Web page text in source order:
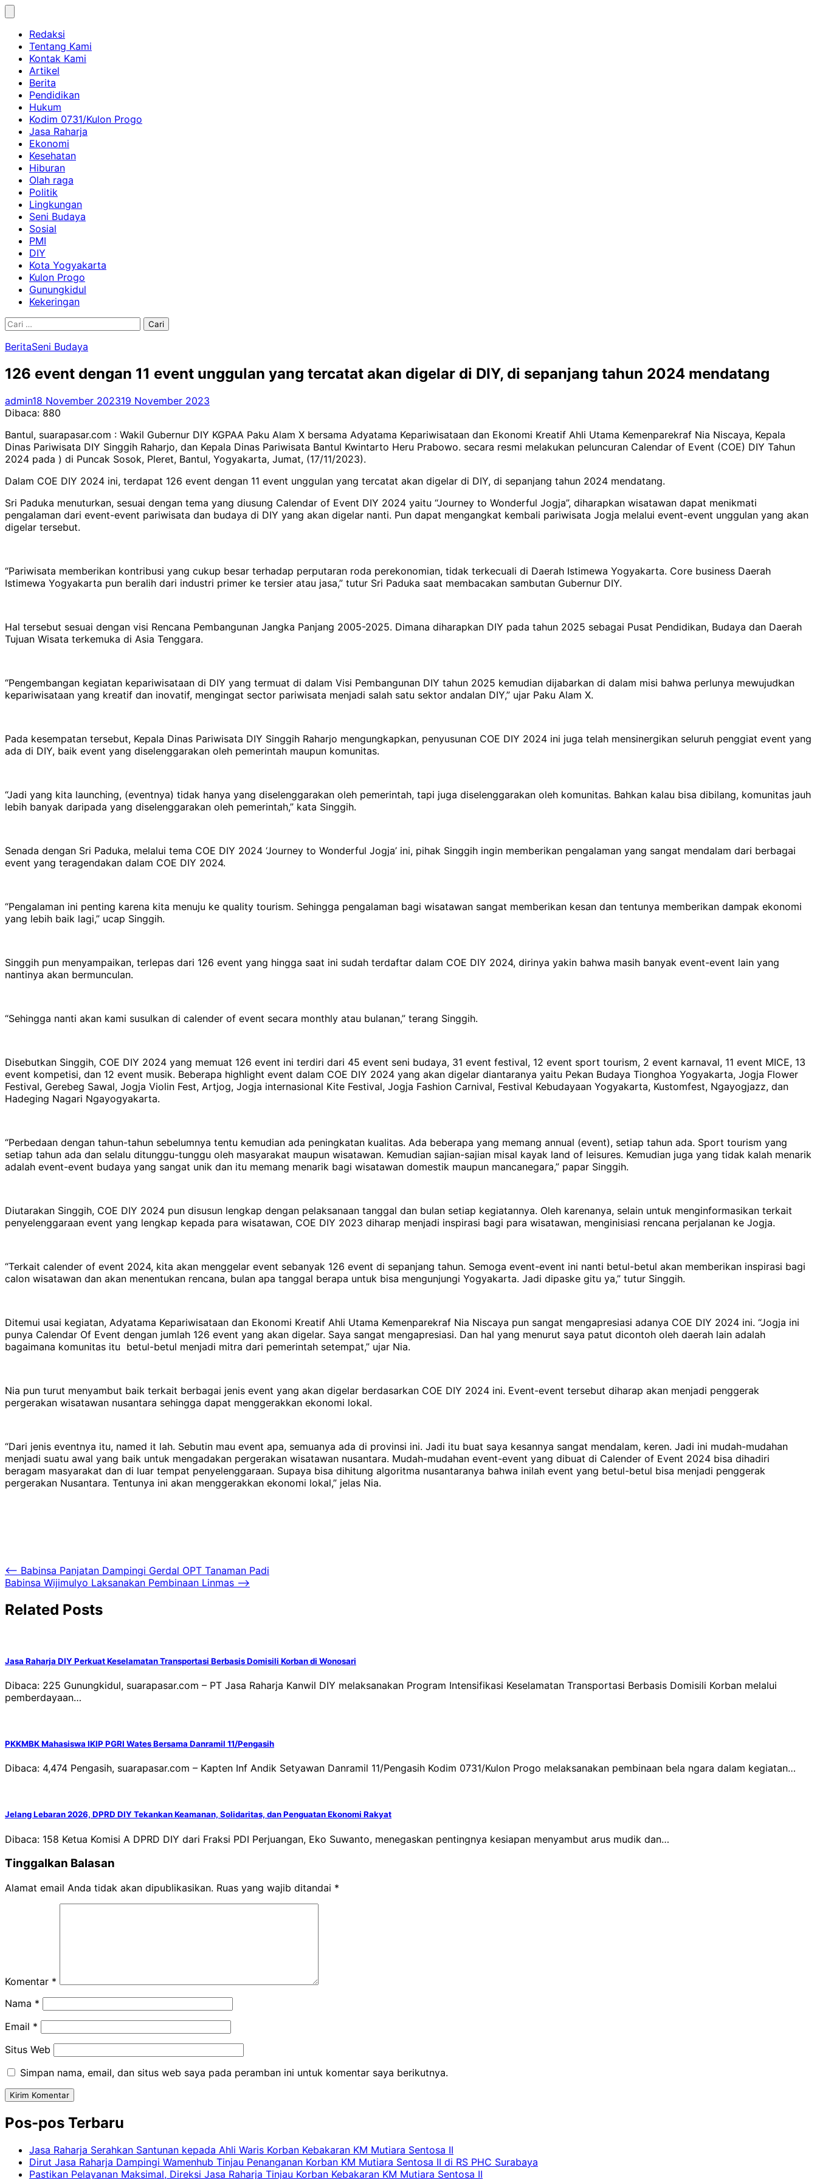
Skip
contentRedaksi
Tentang Kami
Kontak Kami
Artikel
Berita
Pendidikan
Hukum
Kodim 0731/Kulon Progo
Jasa Raharja
Ekonomi
Kesehatan
Hiburan
Olah raga
Politik
Lingkungan
Seni Budaya
Sosial
PMI
DIY
Kota Yogyakarta
Kulon Progo
Gunungkidul
Kekeringan
Cari
BeritaSeni Budaya
126 event dengan 11 event unggulan yang tercatat akan digelar di DIY, di sepanjang tahun 2024 mendatang
admin18 November 202319 November 2023
Dibaca: 880
Bantul, suarapasar.com : Wakil Gubernur DIY KGPAA Paku Alam X bersama Adyatama Kepariwisataan dan Ekonomi Kreatif Ahli Utama Kemenparekraf Nia Niscaya, Kepala
Dinas Pariwisata DIY Singgih Raharjo, dan Kepala Dinas Pariwisata Bantul Kwintarto Heru Prabowo. secara resmi melakukan peluncuran Calendar of Event (COE) DIY Tahun
2024 pada ) di Puncak Sosok, Pleret, Bantul, Yogyakarta, Jumat, (17/11/2023).
Dalam COE DIY 2024 ini, terdapat 126 event dengan 11 event unggulan yang tercatat akan digelar di DIY, di sepanjang tahun 2024 mendatang.
Sri Paduka menuturkan, sesuai dengan tema yang diusung Calendar of Event DIY 2024 yaitu “Journey to Wonderful Jogja”, diharapkan wisatawan dapat menikmati
pengalaman dari event-event pariwisata dan budaya di DIY yang akan digelar nanti. Pun dapat mengangkat kembali pariwisata Jogja melalui event-event unggulan yang akan
digelar tersebut.
“Pariwisata memberikan kontribusi yang cukup besar terhadap perputaran roda perekonomian, tidak terkecuali di Daerah Istimewa Yogyakarta. Core business Daerah
Istimewa Yogyakarta pun beralih dari industri primer ke tersier atau jasa,” tutur Sri Paduka saat membacakan sambutan Gubernur DIY.
Hal tersebut sesuai dengan visi Rencana Pembangunan Jangka Panjang 2005-2025. Dimana diharapkan DIY pada tahun 2025 sebagai Pusat Pendidikan, Budaya dan Daerah
Tujuan Wisata terkemuka di Asia Tenggara.
“Pengembangan kegiatan kepariwisataan di DIY yang termuat di dalam Visi Pembangunan DIY tahun 2025 kemudian dijabarkan di dalam misi bahwa perlunya mewujudkan
kepariwisataan yang kreatif dan inovatif, mengingat sector pariwisata menjadi salah satu sektor andalan DIY,” ujar Paku Alam X.
Pada kesempatan tersebut, Kepala Dinas Pariwisata DIY Singgih Raharjo mengungkapkan, penyusunan COE DIY 2024 ini juga telah mensinergikan seluruh penggiat event yang
ada di DIY, baik event yang diselenggarakan oleh pemerintah maupun komunitas.
“Jadi yang kita launching, (eventnya) tidak hanya yang diselenggarakan oleh pemerintah, tapi juga diselenggarakan oleh komunitas. Bahkan kalau bisa dibilang, komunitas jauh
lebih banyak daripada yang diselenggarakan oleh pemerintah,” kata Singgih.
Senada dengan Sri Paduka, melalui tema COE DIY 2024 ‘Journey to Wonderful Jogja’ ini, pihak Singgih ingin memberikan pengalaman yang sangat mendalam dari berbagai
event yang teragendakan dalam COE DIY 2024.
“Pengalaman ini penting karena kita menuju ke quality tourism. Sehingga pengalaman bagi wisatawan sangat memberikan kesan dan tentunya memberikan dampak ekonomi
yang lebih baik lagi,” ucap Singgih.
Singgih pun menyampaikan, terlepas dari 126 event yang hingga saat ini sudah terdaftar dalam COE DIY 2024, dirinya yakin bahwa masih banyak event-event lain yang
nantinya akan bermunculan.
“Sehingga nanti akan kami susulkan di calender of event secara monthly atau bulanan,” terang Singgih.
Disebutkan Singgih, COE DIY 2024 yang memuat 126 event ini terdiri dari 45 event seni budaya, 31 event festival, 12 event sport tourism, 2 event karnaval, 11 event MICE, 13
event kompetisi, dan 12 event musik. Beberapa highlight event dalam COE DIY 2024 yang akan digelar diantaranya yaitu Pekan Budaya Tionghoa Yogyakarta, Jogja Flower
Festival, Gerebeg Sawal, Jogja Violin Fest, Artjog, Jogja internasional Kite Festival, Jogja Fashion Carnival, Festival Kebudayaan Yogyakarta, Kustomfest, Ngayogjazz, dan
Hadeging Nagari Ngayogyakarta.
“Perbedaan dengan tahun-tahun sebelumnya tentu kemudian ada peningkatan kualitas. Ada beberapa yang memang annual (event), setiap tahun ada. Sport tourism yang
setiap tahun ada dan selalu ditunggu-tunggu oleh masyarakat maupun wisatawan. Kemudian sajian-sajian misal kayak land of leisures. Kemudian juga yang tidak kalah menarik
adalah event-event budaya yang sangat unik dan itu memang menarik bagi wisatawan domestik maupun mancanegara,” papar Singgih.
Diutarakan Singgih, COE DIY 2024 pun disusun lengkap dengan pelaksanaan tanggal dan bulan setiap kegiatannya. Oleh karenanya, selain untuk menginformasikan terkait
penyelenggaraan event yang lengkap kepada para wisatawan, COE DIY 2023 diharap menjadi inspirasi bagi para wisatawan, menginisiasi rencana perjalanan ke Jogja.
“Terkait calender of event 2024, kita akan menggelar event sebanyak 126 event di sepanjang tahun. Semoga event-event ini nanti betul-betul akan memberikan inspirasi bagi
calon wisatawan dan akan menentukan rencana, bulan apa tanggal berapa untuk bisa mengunjungi Yogyakarta. Jadi dipaske gitu ya,” tutur Singgih.
Ditemui usai kegiatan, Adyatama Kepariwisataan dan Ekonomi Kreatif Ahli Utama Kemenparekraf Nia Niscaya pun sangat mengapresiasi adanya COE DIY 2024 ini. “Jogja ini
punya Calendar Of Event dengan jumlah 126 event yang akan digelar. Saya sangat mengapresiasi. Dan hal yang menurut saya patut dicontoh oleh daerah lain adalah
bagaimana komunitas itu betul-betul menjadi mitra dari pemerintah setempat,” ujar Nia.
Nia pun turut menyambut baik terkait berbagai jenis event yang akan digelar berdasarkan COE DIY 2024 ini. Event-event tersebut diharap akan menjadi penggerak
pergerakan wisatawan nusantara sehingga dapat menggerakkan ekonomi lokal.
“Dari jenis eventnya itu, named it lah. Sebutin mau event apa, semuanya ada di provinsi ini. Jadi itu buat saya kesannya sangat mendalam, keren. Jadi ini mudah-mudahan
menjadi suatu awal yang baik untuk mengadakan pergerakan wisatawan nusantara. Mudah-mudahan event-event yang dibuat di Calender of Event 2024 bisa dihadiri
beragam masyarakat dan di luar tempat penyelenggaraan. Supaya bisa dihitung algoritma nusantaranya bahwa inilah event yang betul-betul bisa menjadi penggerak
pergerakan Nusantara. Tentunya ini akan menggerakkan ekonomi lokal,” jelas Nia.
Navigasi
pos
⟵ Babinsa Panjatan Dampingi Gerdal OPT Tanaman Padi
Babinsa Wijimulyo Laksanakan Pembinaan Linmas ⟶
Related Posts
Jasa Raharja DIY Perkuat Keselamatan Transportasi Berbasis Domisili Korban di Wonosari
Dibaca: 225 Gunungkidul, suarapasar.com – PT Jasa Raharja Kanwil DIY melaksanakan Program Intensifikasi Keselamatan Transportasi Berbasis Domisili Korban melalui
pemberdayaan…
PKKMBK Mahasiswa IKIP PGRI Wates Bersama Danramil 11/Pengasih
Dibaca: 4,474 Pengasih, suarapasar.com – Kapten Inf Andik Setyawan Danramil 11/Pengasih Kodim 0731/Kulon Progo melaksanakan pembinaan bela ngara dalam kegiatan…
Jelang Lebaran 2026, DPRD DIY Tekankan Keamanan, Solidaritas, dan Penguatan Ekonomi Rakyat
Dibaca: 158 Ketua Komisi A DPRD DIY dari Fraksi PDI Perjuangan, Eko Suwanto, menegaskan pentingnya kesiapan menyambut arus mudik dan…
Tinggalkan Balasan
Alamat email Anda tidak akan dipublikasikan. Ruas yang wajib ditandai *
Komentar *
Nama *
Email *
Situs Web
Simpan nama, email, dan situs web saya pada peramban ini untuk komentar saya berikutnya.
Pos-pos Terbaru
Jasa Raharja Serahkan Santunan kepada Ahli Waris Korban Kebakaran KM Mutiara Sentosa II
Dirut Jasa Raharja Dampingi Wamenhub Tinjau Penanganan Korban KM Mutiara Sentosa II di RS PHC Surabaya
Pastikan Pelayanan Maksimal, Direksi Jasa Raharja Tinjau Korban Kebakaran KM Mutiara Sentosa II